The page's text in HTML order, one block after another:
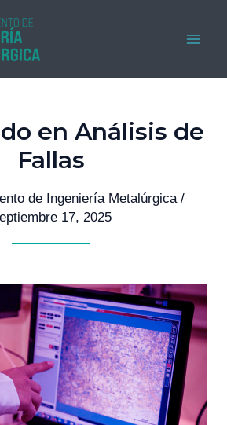
en Análisis de
Fallas
de Ingeniería Metalúrgica /
17, 2025